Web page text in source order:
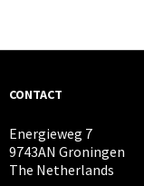
CONTACT
Energieweg 7
9743AN Groningen
The Netherlands